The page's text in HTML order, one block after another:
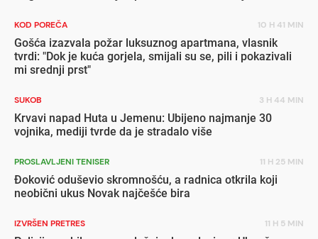
KOD POREČA 10 H 41 MIN
Gošća izazvala požar luksuznog apartmana, vlasnik
tvrdi: "Dok je kuća gorjela, smijali su se, pili i pokazivali
mi srednji prst"
SUKOB 3 H 44 MIN
Krvavi napad Huta u Jemenu: Ubijeno najmanje 30
vojnika, mediji tvrde da je stradalo više
PROSLAVLJENI TENISER 11 H 25 MIN
Đoković oduševio skromnošću, a radnica otkrila koji
neobični ukus Novak najčešće bira
IZVRŠEN PRETRES 11 H 5 MIN